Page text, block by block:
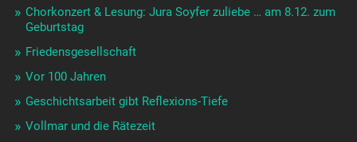
Chorkonzert & Lesung: Jura Soyfer zuliebe … am 8.12. zum
Geburtstag
Friedensgesellschaft
Vor 100 Jahren
Geschichtsarbeit gibt Reflexions-Tiefe
Vollmar und die Rätezeit